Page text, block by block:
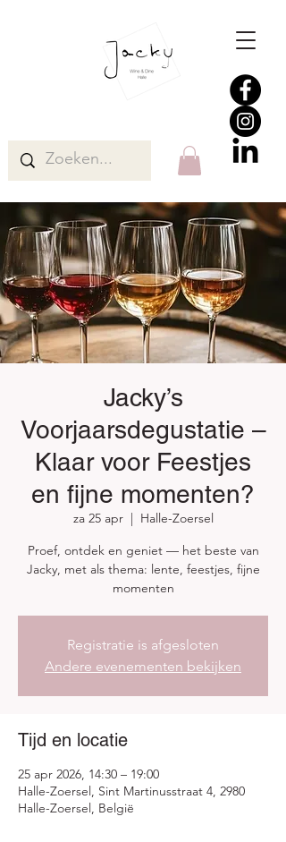
Jacky’s
Voorjaarsdegustatie –
Klaar voor Feestjes
en fijne momenten?
za 25 apr
  |
Halle-Zoersel
Proef, ontdek en geniet — het beste van
Jacky, met als thema: lente, feestjes, fijne
momenten
Registratie is afgesloten
Andere evenementen bekijken
Tijd en locatie
25 apr 2026, 14:30 – 19:00
Halle-Zoersel, Sint Martinusstraat 4, 2980
Halle-Zoersel, België